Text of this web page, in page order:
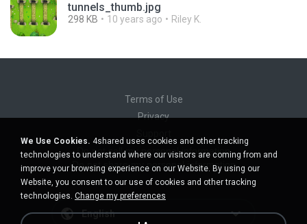
tunnels_thumb.jpg
298 KB 10 years ago Riley K.
Terms of Use
Privacy
Do not sell my personal information
Do not share my personal information
English
We Use Cookies. 4shared uses cookies and other tracking
technologies to understand where our visitors are coming from and
improve your browsing experience on our Website. By using our
Website, you consent to our use of cookies and other tracking
technologies. Change my preferences